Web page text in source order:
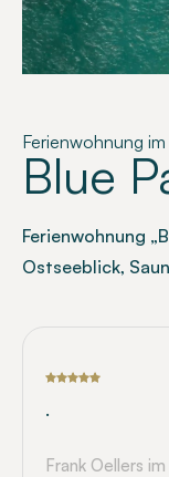
Ferienwohnung
Blue
Ferienwohnung
Ostseeblick,
.
Frank Oellers